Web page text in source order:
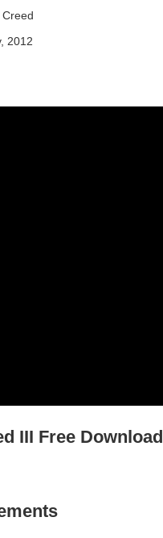
Creed
2012
III Free Download